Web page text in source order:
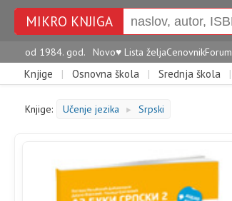
MIKRO KNJIGA
od 1984. god. Novo♥ Lista željaCenovnikForum
Knjige | Osnovna škola | Srednja škola |
Knjige: Učenje jezika ► Srpski